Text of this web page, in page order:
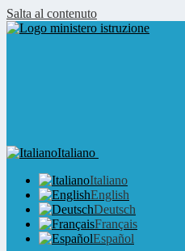
Salta al contenuto
Italiano
Italiano
English
Deutsch
Français
Español